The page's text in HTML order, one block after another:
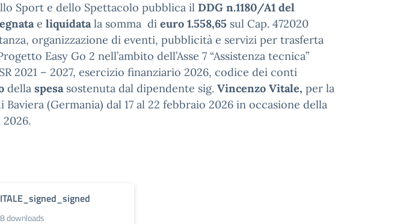
Sport e dello Spettacolo pubblica il DDG n.1180/A1 del
e liquidatala somma di euro 1.558,65 sul Cap. 472020
organizzazione di eventi, pubblicità e servizi per trasferta
Easy Go 2 nell’ambito dell’Asse 7 “Assistenza tecnica”
2021 – 2027, esercizio finanziario 2026, codice dei conti
della spesasostenuta dal dipendente sig. Vincenzo Vitale, per la
Baviera (Germania) dal 17 al 22 febbraio 2026 in occasione della
2026.
downloads